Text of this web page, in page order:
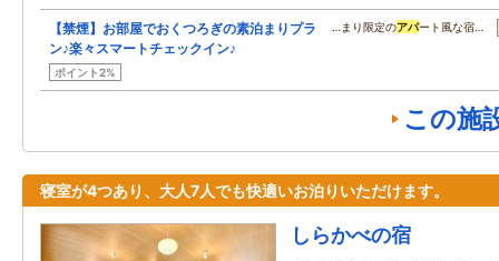
【禁煙】お部屋でおくつろぎの素泊まりプラ
ン♪楽々スマートチェックイン♪
ポイント2%
…まり限定のアパート風な宿…
この施
寝室が4つあり、大人7人でも快適いお泊りいただけます。
しらかべの宿